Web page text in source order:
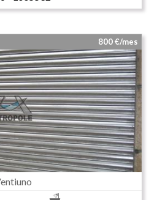
800 €/mes